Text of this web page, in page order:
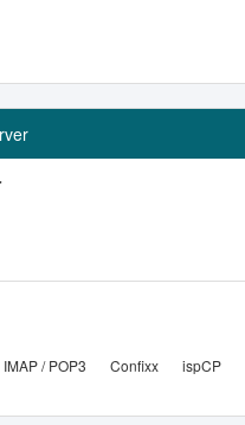
IMAP / POP3 Confixx ispCP